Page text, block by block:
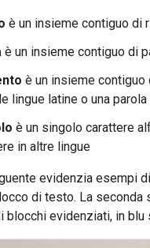
è un insieme contiguo di
è un insieme contiguo di
è un insieme
lingue latine o una
è un singolo carattere
in altre lingue
evidenzia esempi
di testo. La
blocchi evidenziati, in blu